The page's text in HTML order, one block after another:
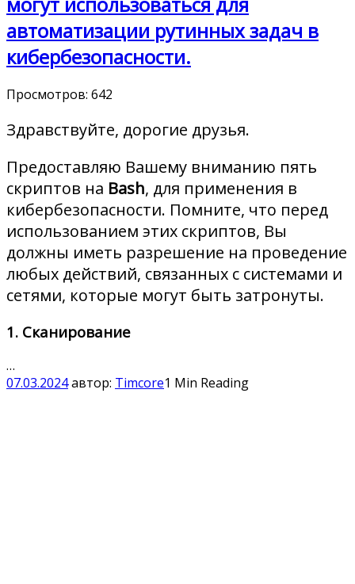
автоматизации рутинных задач в
кибербезопасности.
Просмотров: 642
Здравствуйте, дорогие друзья.
Предоставляю Вашему вниманию пять
скриптов на Bash, для применения в
кибербезопасности. Помните, что перед
использованием этих скриптов, Вы
должны иметь разрешение на проведение
любых действий, связанных с системами и
сетями, которые могут быть затронуты.
1. Сканирование
…
07.03.2024автор: Timcore1 Min Reading